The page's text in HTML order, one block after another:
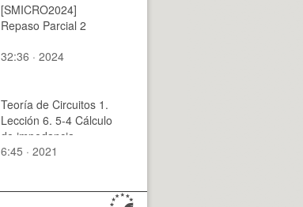
[SMICRO2024]
Repaso Parcial 2
32:36 · 2024
Teoría de Circuitos 1.
Lección 6. 5-4 Cálculo
de impedancia
equivalente R,L,C con
6:45 · 2021